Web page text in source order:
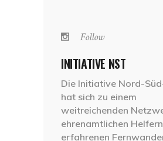
Follow
INITIATIVE NST
Die Initiative Nord-
hat sich zu einem
weitreichenden
ehrenamtlichen
erfahrenen